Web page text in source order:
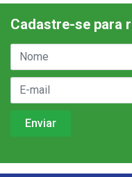
Cadastre-se para